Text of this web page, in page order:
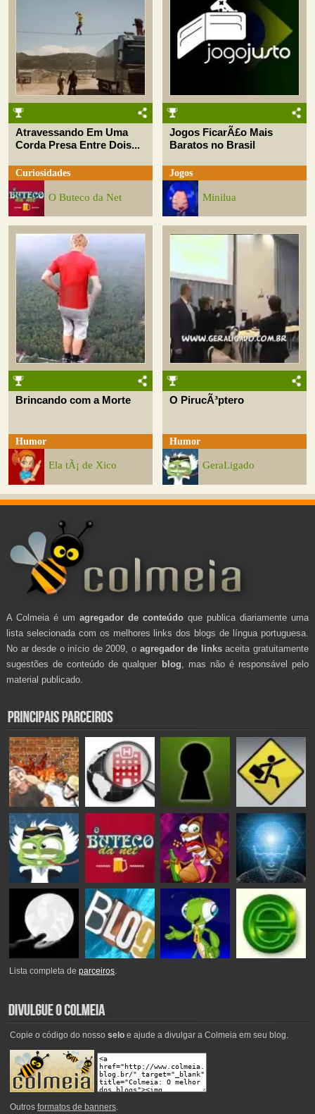
Atravessando Em Uma
Corda Presa Entre Dois...
Curiosidades
O Buteco da Net
Jogos FicarÃ£o Mais
Baratos no Brasil
Jogos
Minilua
Brincando com a Morte
Humor
Ela tÃ¡ de Xico
O PirucÃ³ptero
Humor
GeraLigado
A Colmeia é um agregador de conteúdo que publica diariamente uma
lista selecionada com os melhores links dos blogs de língua portuguesa.
No ar desde o início de 2009, o agregador de linksaceita gratuitamente
sugestões de conteúdo de qualquer blog , mas não é responsável pelo
material publicado.
Lista completa deparceiros.
Copie o código do nosso seloe ajude a divulgar a Colmeia em seu blog.
Outros formatos de banners.